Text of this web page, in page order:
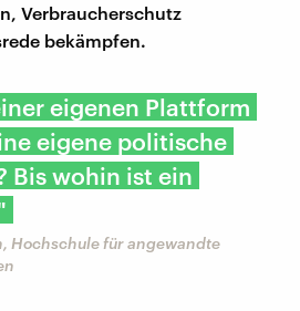
Verbraucherschutz
bekämpfen.
eigenen Plattform
eigene politische
Bis wohin ist ein
Hochschule für angewandte